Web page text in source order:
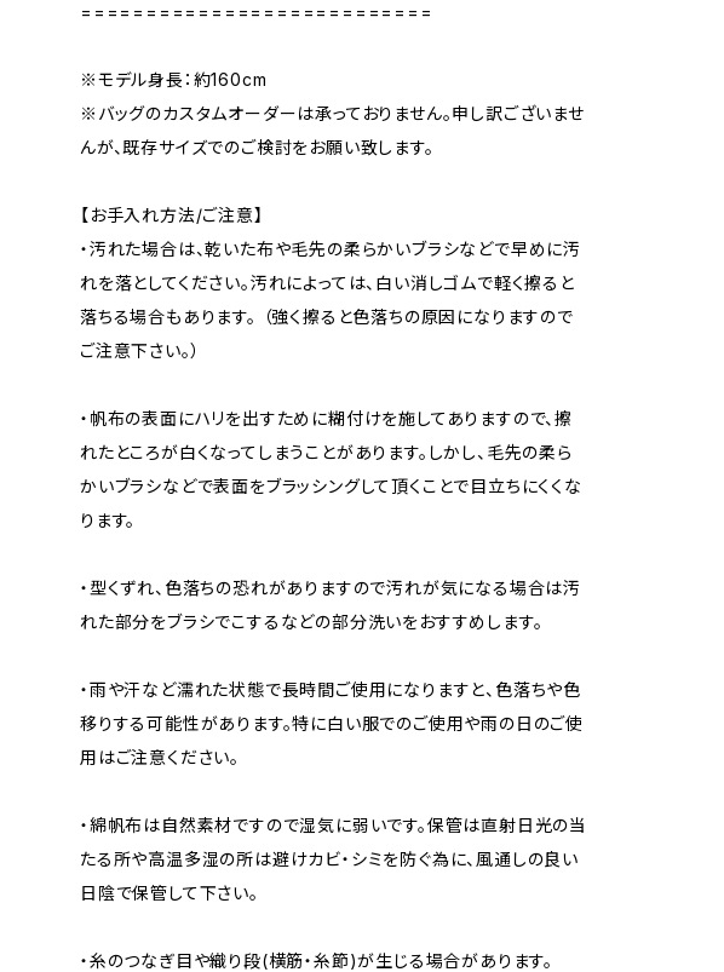
===========================
※モデル身長：約160cm
※バッグのカスタムオーダーは承っておりません。申し訳ございませ
んが、既存サイズでのご検討をお願い致します。
【お手入れ方法/ご注意】
・汚れた場合は、乾いた布や毛先の柔らかいブラシなどで早めに汚
れを落としてください。汚れによっては、白い消しゴムで軽く擦ると
落ちる場合もあります。 （強く擦ると色落ちの原因になりますので
ご注意下さい。）
・帆布の表面にハリを出すために糊付けを施してありますので、擦
れたところが白くなってしまうことがあります。しかし、毛先の柔ら
かいブラシなどで表面をブラッシングして頂くことで目立ちにくくな
ります。
・型くずれ、色落ちの恐れがありますので汚れが気になる場合は汚
れた部分をブラシでこするなどの部分洗いをおすすめします。
・雨や汗など濡れた状態で長時間ご使用になりますと、色落ちや色
移りする可能性があります。特に白い服でのご使用や雨の日のご使
用はご注意ください。
・綿帆布は自然素材ですので湿気に弱いです。保管は直射日光の当
たる所や高温多湿の所は避けカビ・シミを防ぐ為に、風通しの良い
日陰で保管して下さい。
・糸のつなぎ目や織り段(横筋・糸節)が生じる場合があります。